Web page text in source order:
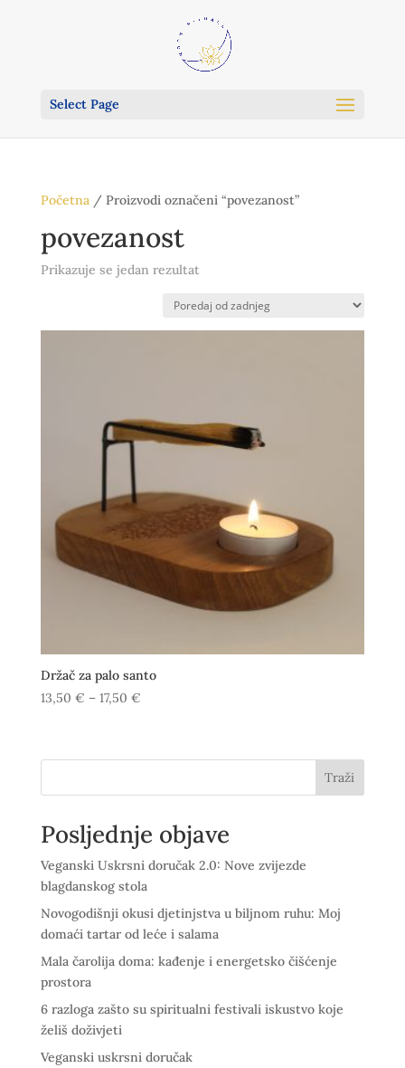
Select Page
Početna/ Proizvodi označeni “povezanost”
povezanost
Prikazuje se jedan rezultat
Držač za palo santo
13,50 € – 17,50 €Raspon
13,50 €
Traži
Posljednje objave
Veganski Uskrsni doručak 2.0: Nove zvijezde
blagdanskog stola
Novogodišnji okusi djetinjstva u biljnom ruhu: Moj
domaći tartar od leće i salama
Mala čarolija doma: kađenje i energetsko čišćenje
prostora
6 razloga zašto su spiritualni festivali iskustvo koje
želiš doživjeti
Veganski uskrsni doručak